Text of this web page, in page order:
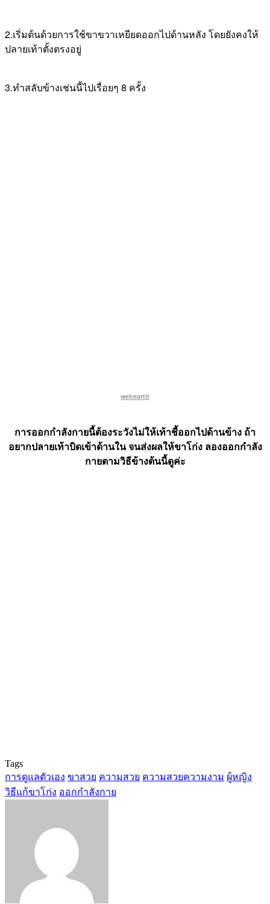
2.เริ่มต้นด้วยการใช้ขาขวาเหยียดออกไปด้านหลัง โดยยังคงให้
ปลายเท้าตั้งตรงอยู่
3.ทำสลับข้างเช่นนี้ไปเรื่อยๆ 8 ครั้ง
weheartit
การออกกำลังกายนี้ต้องระวังไม่ให้เท้าชี้ออกไปด้านข้าง ถ้า
อยากปลายเท้าบิดเข้าด้านใน จนส่งผลให้ขาโก่ง ลองออกกำลัง
กายตามวิธีข้างต้นนี้ดูค่ะ
Tags
การดูแลตัวเอง ขาสวย ความสวย ความสวยความงาม ผู้หญิง
วิธีแก้ขาโก่ง ออกกำลังกาย